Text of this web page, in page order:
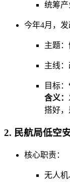
统筹
今年4月，
主题
主线
目标：
含义：
搭好，
2. 民航局低空
核心职责：
无人